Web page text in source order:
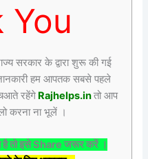
You
सरकार के द्वारा शुरू की गई
हम आपतक सबसे पहले
रहेंगे Rajhelps.inतो आप
करना ना भूलें ।
तो इसे Share जरूर करें ।